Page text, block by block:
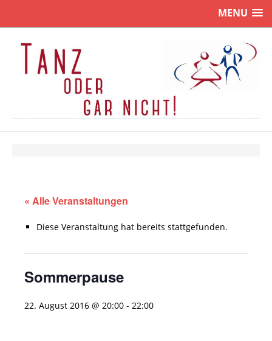
MENU
« Alle Veranstaltungen
Diese Veranstaltung hat bereits stattgefunden.
Sommerpause
22. August 2016 @ 20:00 - 22:00